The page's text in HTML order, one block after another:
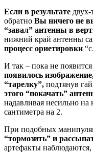
Если в результате двух-
обратно Вы ничего не
“завал” антенны в
нижний край антенны
процесс ориетировки
И так – пока не
появилось
“тарелку”, подтянув
этого “покачать”
надавливая несильно на
сантиметра на 2.
При подобных
“тормозить” и
артефакты наблюдаются,